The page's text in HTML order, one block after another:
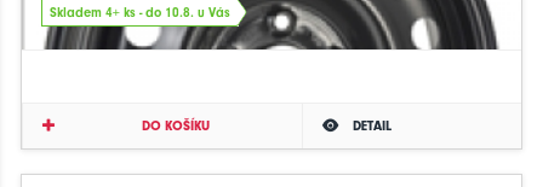
Skladem 4+ ks - do 10.8. u Vás
DO KOŠÍKU DETAIL